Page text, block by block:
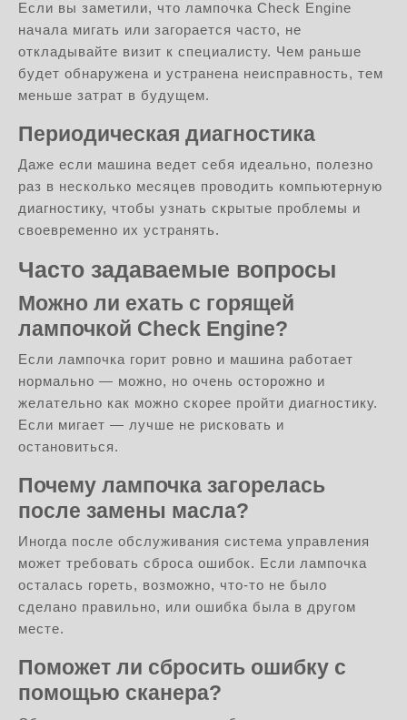
Если вы заметили, что лампочка Check Engine
начала мигать или загорается часто, не
откладывайте визит к специалисту. Чем раньше
будет обнаружена и устранена неисправность, тем
меньше затрат в будущем.
Периодическая диагностика
Даже если машина ведет себя идеально, полезно
раз в несколько месяцев проводить компьютерную
диагностику, чтобы узнать скрытые проблемы и
своевременно их устранять.
Часто задаваемые вопросы
Можно ли ехать с горящей
лампочкой Check Engine?
Если лампочка горит ровно и машина работает
нормально — можно, но очень осторожно и
желательно как можно скорее пройти диагностику.
Если мигает — лучше не рисковать и
остановиться.
Почему лампочка загорелась
после замены масла?
Иногда после обслуживания система управления
может требовать сброса ошибок. Если лампочка
осталась гореть, возможно, что-то не было
сделано правильно, или ошибка была в другом
месте.
Поможет ли сбросить ошибку с
помощью сканера?